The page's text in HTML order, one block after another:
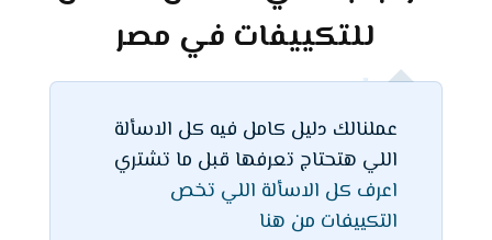
للتكييفات في مصر
عملنالك دليل كامل فيه كل الاسألة
اللي هتحتاج تعرفها قبل ما تشتري
اعرف كل الاسألة اللي تخص
التكييفات من هنا